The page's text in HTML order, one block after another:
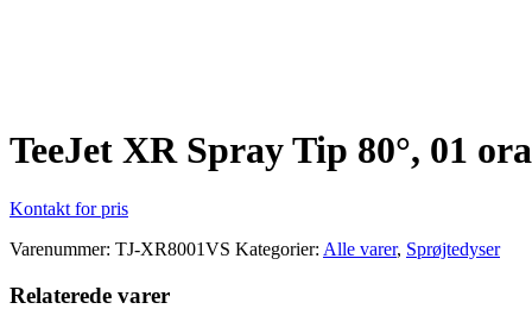
TeeJet XR Spray Tip 80°, 01
Kontakt for pris
Varenummer: TJ-XR8001VS Kategorier: Alle varer, Sprøjtedyser
Relaterede varer